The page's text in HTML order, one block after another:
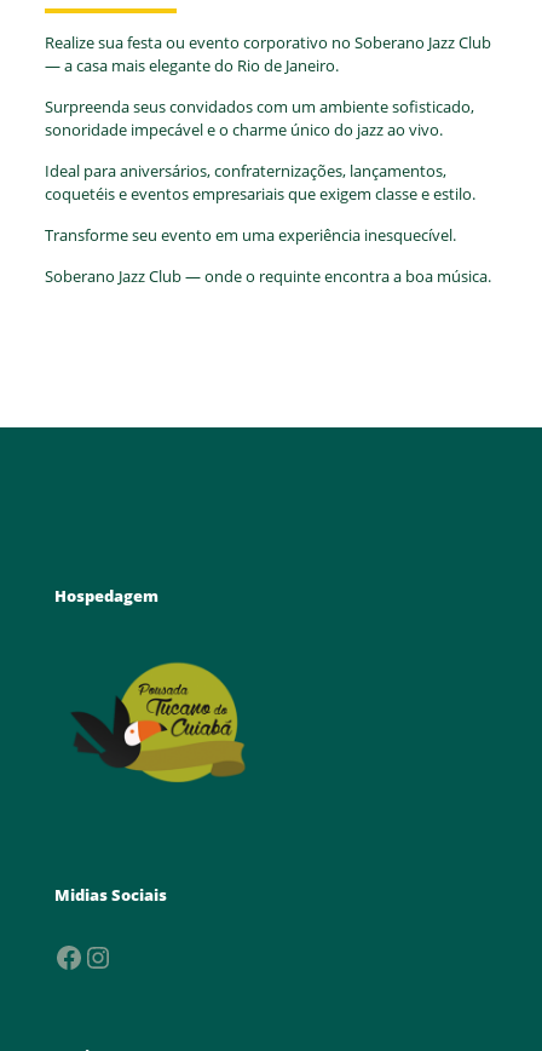
Realize sua festa ou evento corporativo no Soberano Jazz Club
— a casa mais elegante do Rio de Janeiro.
Surpreenda seus convidados com um ambiente sofisticado,
sonoridade impecável e o charme único do jazz ao vivo.
Ideal para aniversários, confraternizações, lançamentos,
coquetéis e eventos empresariais que exigem classe e estilo.
Transforme seu evento em uma experiência inesquecível.
Soberano Jazz Club — onde o requinte encontra a boa música.
Hospedagem
Midias Sociais
Facebook
Instagram